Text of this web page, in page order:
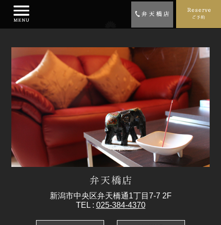
新潟市中央区弁天橋通1丁目7-7 2F
TEL : 025-384-4370